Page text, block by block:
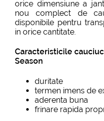
orice dimensiune a
nou complect de
disponibile pentru
in orice cantitate.
Caracteristicile
Season
duritate
termen imens de
aderenta buna
frinare rapida